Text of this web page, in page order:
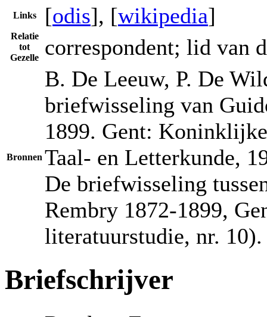
Links [odis], [wikipedia]
Relatie
tot
Gezelle
correspondent; lid van
Bronnen
B. De Leeuw, P. De
briefwisseling van
1899. Gent:
Taal- en Letterkunde,
De briefwisseling
Rembry 1872-1899,
literatuurstudie, nr. 10).
Briefschrijver